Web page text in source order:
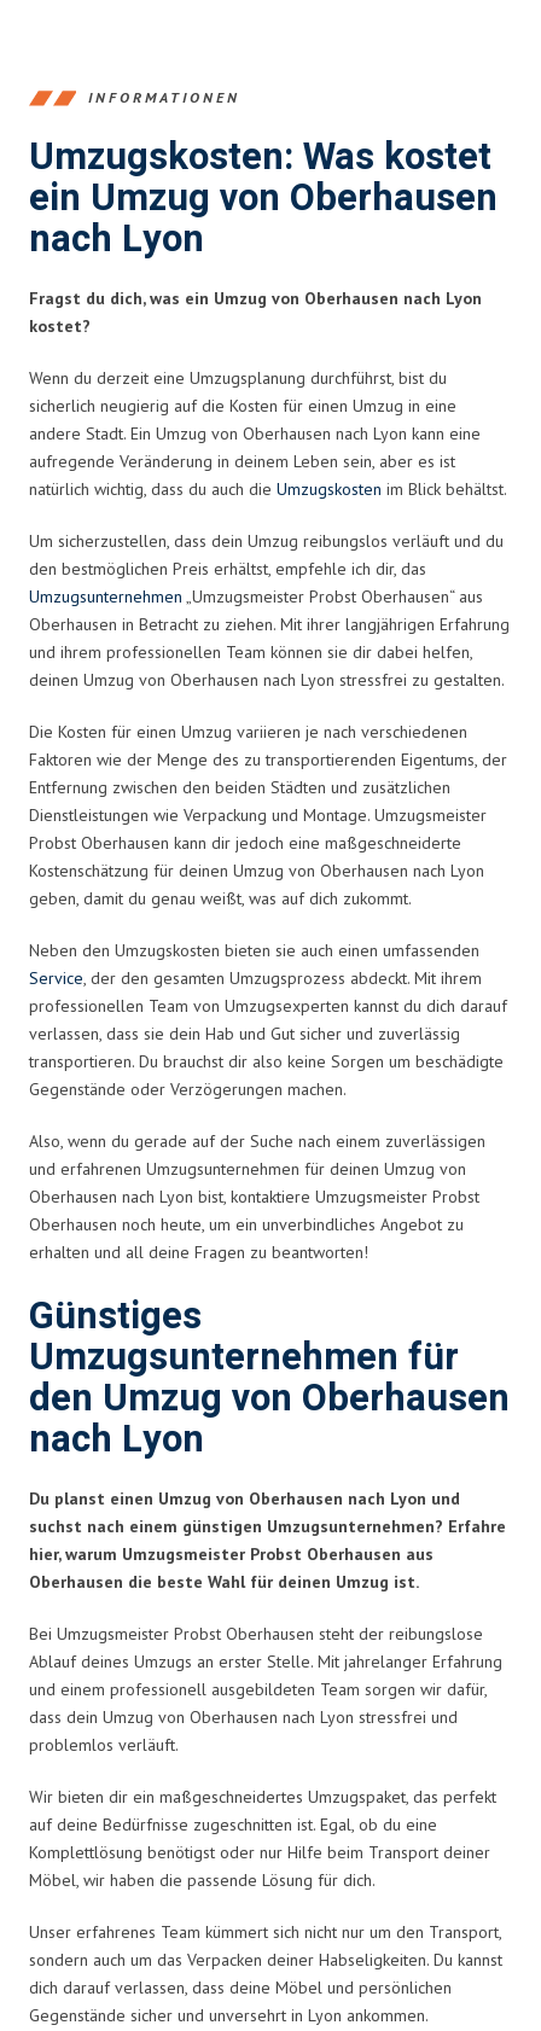
INFORMATIONEN
Umzugskosten: Was kostet
ein Umzug von Oberhausen
nach Lyon
Fragst du dich, was ein Umzug von Oberhausen nach Lyon
kostet?
Wenn du derzeit eine Umzugsplanung durchführst, bist du
sicherlich neugierig auf die Kosten für einen Umzug in eine
andere Stadt. Ein Umzug von Oberhausen nach Lyon kann eine
aufregende Veränderung in deinem Leben sein, aber es ist
natürlich wichtig, dass du auch die Umzugskosten im Blick behältst.
Um sicherzustellen, dass dein Umzug reibungslos verläuft und du
den bestmöglichen Preis erhältst, empfehle ich dir, das
Umzugsunternehmen „Umzugsmeister Probst Oberhausen“ aus
Oberhausen in Betracht zu ziehen. Mit ihrer langjährigen Erfahrung
und ihrem professionellen Team können sie dir dabei helfen,
deinen Umzug von Oberhausen nach Lyon stressfrei zu gestalten.
Die Kosten für einen Umzug variieren je nach verschiedenen
Faktoren wie der Menge des zu transportierenden Eigentums, der
Entfernung zwischen den beiden Städten und zusätzlichen
Dienstleistungen wie Verpackung und Montage. Umzugsmeister
Probst Oberhausen kann dir jedoch eine maßgeschneiderte
Kostenschätzung für deinen Umzug von Oberhausen nach Lyon
geben, damit du genau weißt, was auf dich zukommt.
Neben den Umzugskosten bieten sie auch einen umfassenden
Service, der den gesamten Umzugsprozess abdeckt. Mit ihrem
professionellen Team von Umzugsexperten kannst du dich darauf
verlassen, dass sie dein Hab und Gut sicher und zuverlässig
transportieren. Du brauchst dir also keine Sorgen um beschädigte
Gegenstände oder Verzögerungen machen.
Also, wenn du gerade auf der Suche nach einem zuverlässigen
und erfahrenen Umzugsunternehmen für deinen Umzug von
Oberhausen nach Lyon bist, kontaktiere Umzugsmeister Probst
Oberhausen noch heute, um ein unverbindliches Angebot zu
erhalten und all deine Fragen zu beantworten!
Günstiges
Umzugsunternehmen für
den Umzug von Oberhausen
nach Lyon
Du planst einen Umzug von Oberhausen nach Lyon und
suchst nach einem günstigen Umzugsunternehmen? Erfahre
hier, warum Umzugsmeister Probst Oberhausen aus
Oberhausen die beste Wahl für deinen Umzug ist.
Bei Umzugsmeister Probst Oberhausen steht der reibungslose
Ablauf deines Umzugs an erster Stelle. Mit jahrelanger Erfahrung
und einem professionell ausgebildeten Team sorgen wir dafür,
dass dein Umzug von Oberhausen nach Lyon stressfrei und
problemlos verläuft.
Wir bieten dir ein maßgeschneidertes Umzugspaket, das perfekt
auf deine Bedürfnisse zugeschnitten ist. Egal, ob du eine
Komplettlösung benötigst oder nur Hilfe beim Transport deiner
Möbel, wir haben die passende Lösung für dich.
Unser erfahrenes Team kümmert sich nicht nur um den Transport,
sondern auch um das Verpacken deiner Habseligkeiten. Du kannst
dich darauf verlassen, dass deine Möbel und persönlichen
Gegenstände sicher und unversehrt in Lyon ankommen.